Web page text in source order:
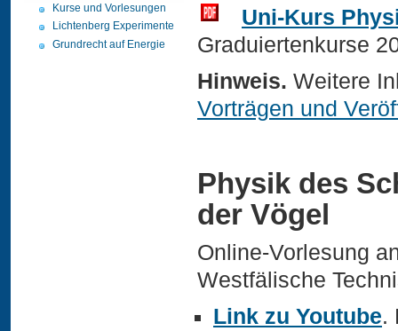
Kurse und Vorlesungen
Lichtenberg Experimente
Grundrecht auf Energie
Uni-Kurs
Graduiertenkurse
Hinweis. Weitere
Vorträgen und
Physik des
der Vögel
Online-Vorlesung
Westfälische
Link zu Youtube.